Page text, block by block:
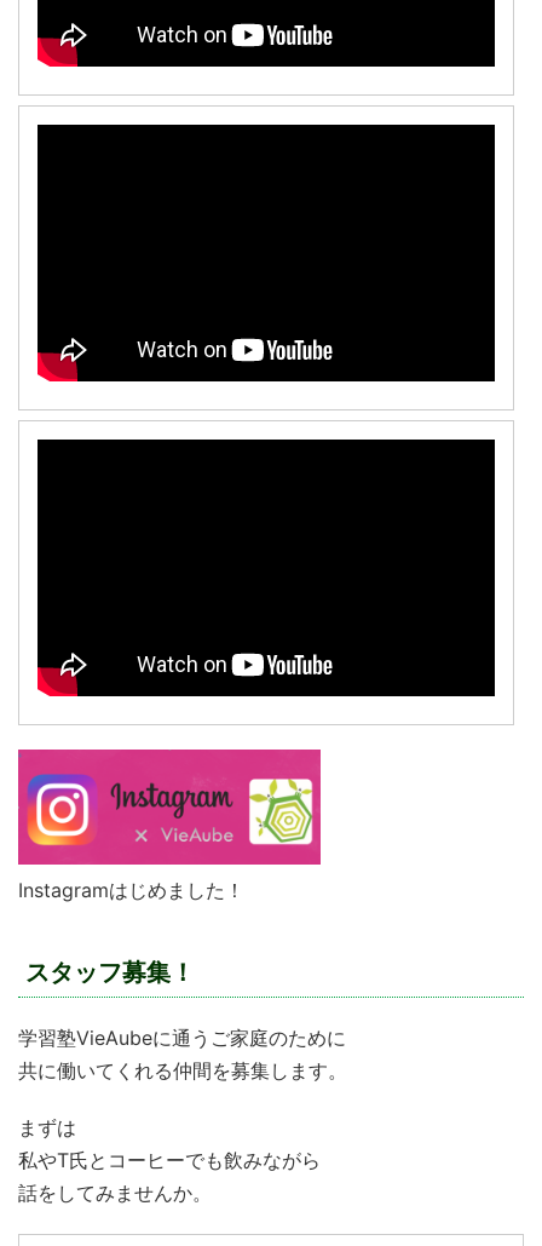
Instagramはじめました！
スタッフ募集！
学習塾VieAubeに通うご家庭のために
共に働いてくれる仲間を募集します。
まずは
私やT氏とコーヒーでも飲みながら
話をしてみませんか。